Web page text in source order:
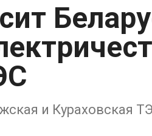
и Кураховская